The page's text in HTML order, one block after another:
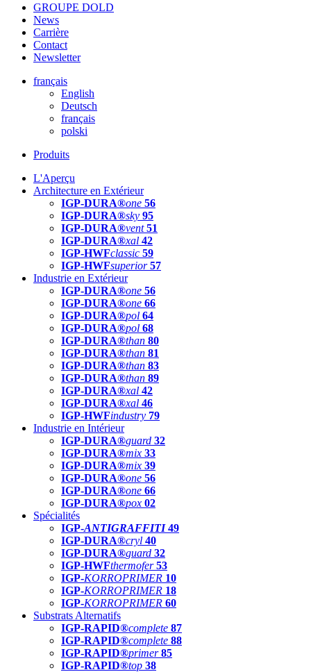
GROUPE DOLD
News
Carrière
Contact
Newsletter
français
English
Deutsch
français
polski
Produits
L'Aperçu
Architecture en Extérieur
IGP-DURA®one 56
IGP-DURA®sky 95
IGP-DURA®vent 51
IGP-DURA®xal 42
IGP-HWFclassic 59
IGP-HWFsuperior 57
Industrie en Extérieur
IGP-DURA®one 56
IGP-DURA®one 66
IGP-DURA®pol 64
IGP-DURA®pol 68
IGP-DURA®than 80
IGP-DURA®than 81
IGP-DURA®than 83
IGP-DURA®than 89
IGP-DURA®xal 42
IGP-DURA®xal 46
IGP-HWFindustry 79
Industrie en Intérieur
IGP-DURA®guard 32
IGP-DURA®mix 33
IGP-DURA®mix 39
IGP-DURA®one 56
IGP-DURA®one 66
IGP-DURA®pox 02
Spécialités
IGP-ANTIGRAFFITI49
IGP-DURA®cryl 40
IGP-DURA®guard 32
IGP-HWFthermofer 53
IGP-KORROPRIMER 10
IGP-KORROPRIMER 18
IGP-KORROPRIMER 60
Substrats Alternatifs
IGP-RAPID®complete 87
IGP-RAPID®complete 88
IGP-RAPID®primer 85
IGP-RAPID®top 38